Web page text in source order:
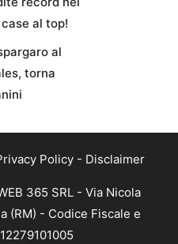
al top!
al
torna
Policy - Disclaimer
365 SRL - Via Nicola
(RM) - Codice Fiscale e